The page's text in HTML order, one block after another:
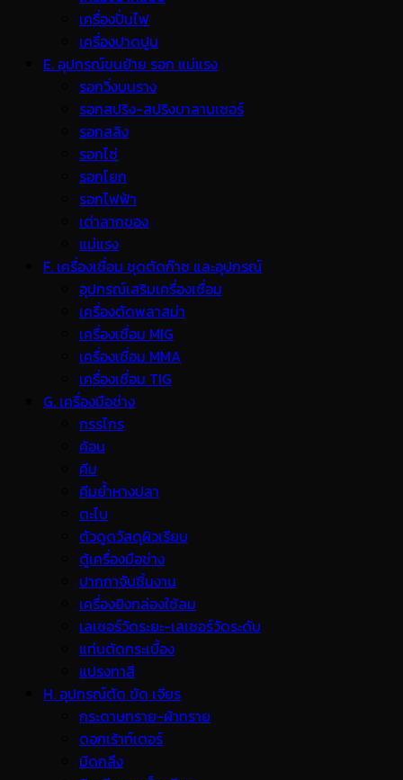
เครื่องปั่นไฟ
เครื่องปาดปูน
E. อุปกรณ์ขนย้าย รอก แม่แรง
รอกวิ่งบนราง
รอกสปริง-สปริงบาลานเซอร์
รอกสลิง
รอกโซ่
รอกโยก
รอกไฟฟ้า
เต่าลากของ
แม่แรง
F. เครื่องเชื่อม ชุดตัดก๊าซ และอุปกรณ์
อุปกรณ์เสริมเครื่องเชื่อม
เครื่องตัดพลาสม่า
เครื่องเชื่อม MIG
เครื่องเชื่อม MMA
เครื่องเชื่อม TIG
G. เครื่องมือช่าง
กรรไกร
ค้อน
คีม
คีมย้ำหางปลา
ตะไบ
ตัวดูดวัสดุผิวเรียบ
ตู้เครื่องมือช่าง
ปากกาจับชิ้นงาน
เครื่องยิงกล่องใช้ลม
เลเซอร์วัดระยะ-เลเซอร์วัดระดับ
แท่นตัดกระเบื้อง
แปรงทาสี
H. อุปกรณ์ตัด ขัด เจียร
กระดาษทราย-ผ้าทราย
ดอกเร้าท์เตอร์
มีดกลึง